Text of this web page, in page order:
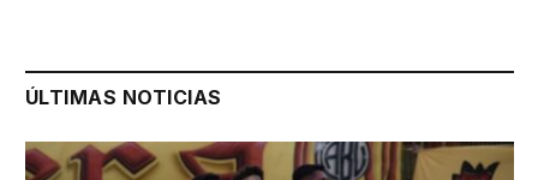
ÚLTIMAS NOTICIAS